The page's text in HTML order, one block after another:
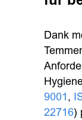
Dank
9001 ,
22716)